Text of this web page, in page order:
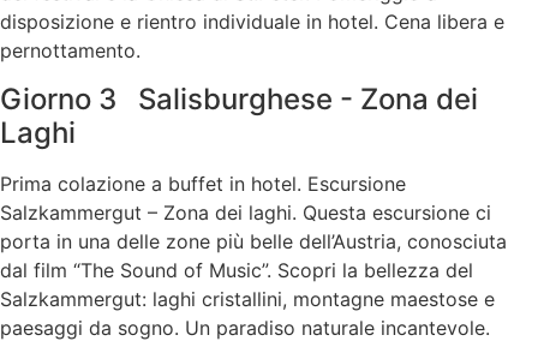
disposizione e rientro individuale in hotel. Cena libera e
pernottamento.
Giorno 3 Salisburghese - Zona dei
Laghi
Prima colazione a buffet in hotel. Escursione
Salzkammergut – Zona dei laghi. Questa escursione ci
porta in una delle zone più belle dell’Austria, conosciuta
dal film “The Sound of Music”. Scopri la bellezza del
Salzkammergut: laghi cristallini, montagne maestose e
paesaggi da sogno. Un paradiso naturale incantevole.